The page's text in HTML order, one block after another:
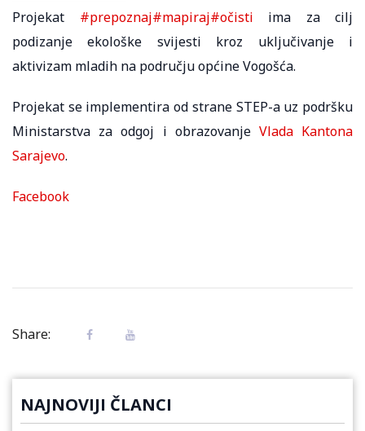
Projekat #prepoznaj#mapiraj#očisti ima za cilj
podizanje ekološke svijesti kroz uključivanje i
aktivizam mladih na području općine Vogošća.
Projekat se implementira od strane STEP-a uz podršku
Ministarstva za odgoj i obrazovanje Vlada Kantona
Sarajevo.
Facebook
Share:
NAJNOVIJI ČLANCI